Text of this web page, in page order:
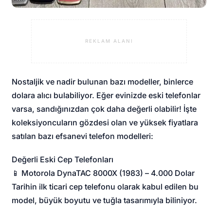
REKLAM ALANI
Nostaljik ve nadir bulunan bazı modeller, binlerce
dolara alıcı bulabiliyor. Eğer evinizde eski telefonlar
varsa, sandığınızdan çok daha değerli olabilir! İşte
koleksiyoncuların gözdesi olan ve yüksek fiyatlara
satılan bazı efsanevi telefon modelleri:
Değerli Eski Cep Telefonları
📱 Motorola DynaTAC 8000X (1983) – 4.000 Dolar
Tarihin ilk ticari cep telefonu olarak kabul edilen bu
model, büyük boyutu ve tuğla tasarımıyla biliniyor.